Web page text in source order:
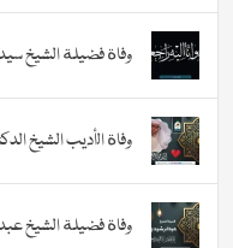
وفاة فضيلة الشيخ
وفاة الأديب الشيخ
وفاة فضيلة الشيخ